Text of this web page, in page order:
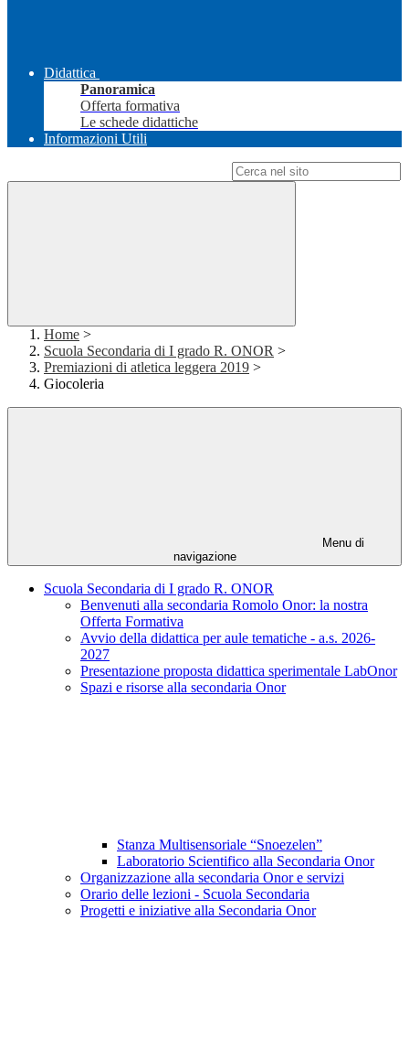
Didattica
Panoramica
Offerta formativa
Le schede didattiche
Informazioni Utili
Home >
Scuola Secondaria di I grado R. ONOR >
Premiazioni di atletica leggera 2019 >
Giocoleria
Menu di
navigazione
Scuola Secondaria di I grado R. ONOR
Benvenuti alla secondaria Romolo Onor: la nostra
Offerta Formativa
Avvio della didattica per aule tematiche - a.s. 2026-
2027
Presentazione proposta didattica sperimentale LabOnor
Spazi e risorse alla secondaria Onor
Stanza Multisensoriale “Snoezelen”
Laboratorio Scientifico alla Secondaria Onor
Organizzazione alla secondaria Onor e servizi
Orario delle lezioni - Scuola Secondaria
Progetti e iniziative alla Secondaria Onor